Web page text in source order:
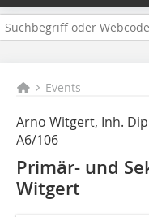
Events
Arno Witgert, Inh.
A6/106
Primär- und
Witgert